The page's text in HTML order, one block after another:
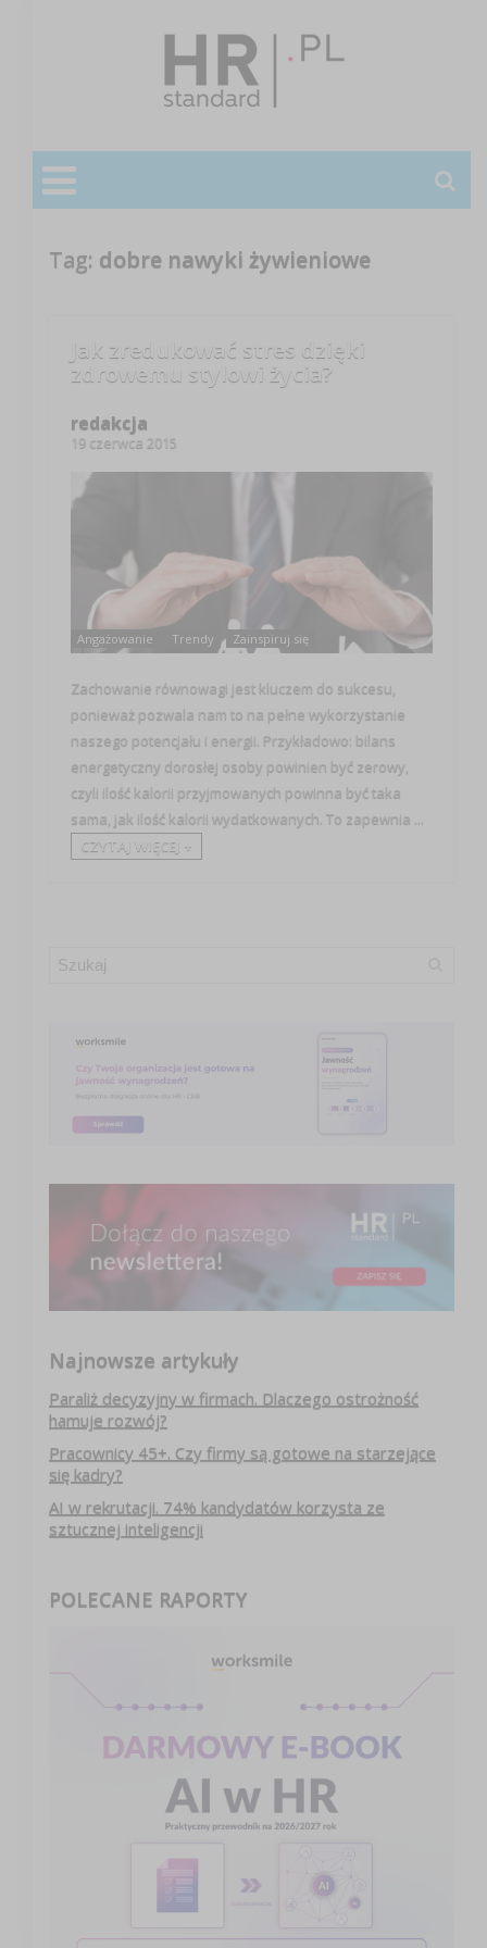
Tag: dobre nawyki żywieniowe
Jak zredukować stres dzięki
zdrowemu stylowi życia?
redakcja
19 czerwca 2015
Angażowanie Trendy Zainspiruj się
Zachowanie równowagi jest kluczem do sukcesu,
ponieważ pozwala nam to na pełne wykorzystanie
naszego potencjału i energii. Przykładowo: bilans
energetyczny dorosłej osoby powinien być zerowy,
czyli ilość kalorii przyjmowanych powinna być taka
sama, jak ilość kalorii wydatkowanych. To zapewnia ...
CZYTAJ WIĘCEJ +
Najnowsze artykuły
Paraliż decyzyjny w firmach. Dlaczego ostrożność
hamuje rozwój?
Pracownicy 45+. Czy firmy są gotowe na starzejące
się kadry?
AI w rekrutacji. 74% kandydatów korzysta ze
sztucznej inteligencji
POLECANE RAPORTY